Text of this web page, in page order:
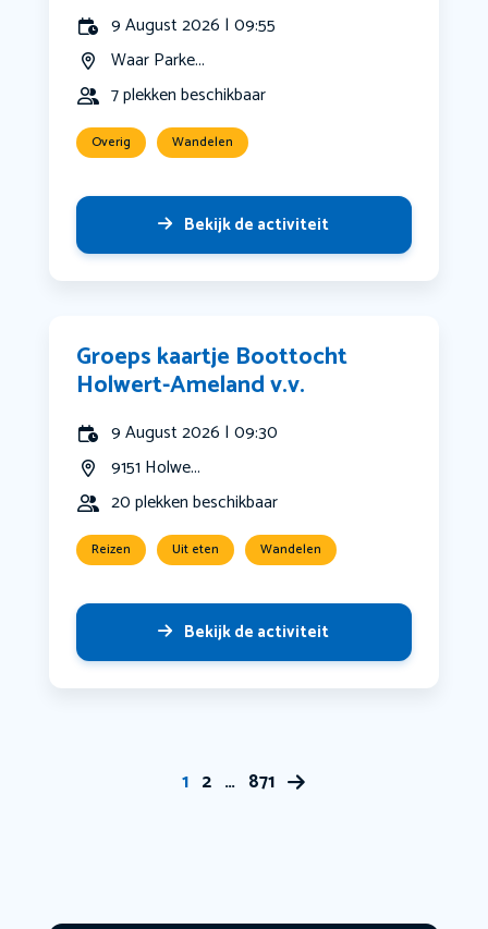
9 August 2026 | 09:55
Waar Parke...
7 plekken beschikbaar
Overig Wandelen
Bekijk de activiteit
Groeps kaartje Boottocht
Holwert-Ameland v.v.
9 August 2026 | 09:30
9151 Holwe...
20 plekken beschikbaar
Reizen Uit eten Wandelen
Bekijk de activiteit
1 2 … 871